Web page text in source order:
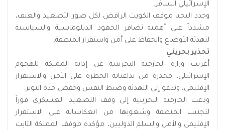
الإسرائيلي السافر.
وجدد اليحيا موقف الكويت الرافض لكل صور التصعيد والعنف،
مشدداً على أهمية تضافر الجهود الدبلوماسية والسياسية
لتهدئة الأوضاع والحفاظ على أمن واستقرار المنطقة.
تحذير بحريني
أعربت وزارة الخارجية البحرينية عن إدانة المملكة للهجوم
الإسرائيلي، محذرة من تداعياته الخطرة على الأمن والاستقرار
الإقليمي، وتدعو إلى التهدئة وضبط النفس وخفض حدة التوتر.
ودعت الخارجية البحرينية إلى وقف التصعيد العسكري فوراً
لتجنيب المنطقة وشعوبها من انعكاساته على الاستقرار
الإقليمي والأمن والسلم الدوليين، مؤكدة موقف المملكة الثابت